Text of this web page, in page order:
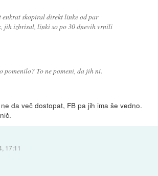
enkrat skopiral direkt linke od par
jih izbrisal, linki so po 30 dnevih vrnili
pomenilo? To ne pomeni, da jih ni.
da več dostopat, FB pa jih ima še vedno.
17:11